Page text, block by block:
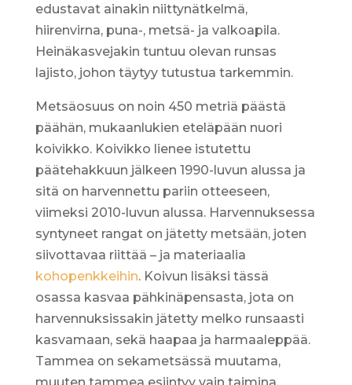
edustavat ainakin niittynätkelmä,
hiirenvirna, puna-, metsä- ja valkoapila.
Heinäkasvejakin tuntuu olevan runsas
lajisto, johon täytyy tutustua tarkemmin.
Metsäosuus on noin 450 metriä päästä
päähän, mukaanlukien eteläpään nuori
koivikko. Koivikko lienee istutettu
päätehakkuun jälkeen 1990-luvun alussa ja
sitä on harvennettu pariin otteeseen,
viimeksi 2010-luvun alussa. Harvennuksessa
syntyneet rangat on jätetty metsään, joten
siivottavaa riittää – ja materiaalia
kohopenkkeihin. Koivun lisäksi tässä
osassa kasvaa pähkinäpensasta, jota on
harvennuksissakin jätetty melko runsaasti
kasvamaan, sekä haapaa ja harmaaleppää.
Tammea on sekametsässä muutama,